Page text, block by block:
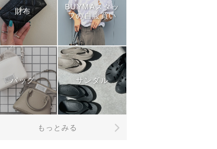
財布
BUYMAスタッ
フの自腹買い
バッグ サンダル
もっとみる